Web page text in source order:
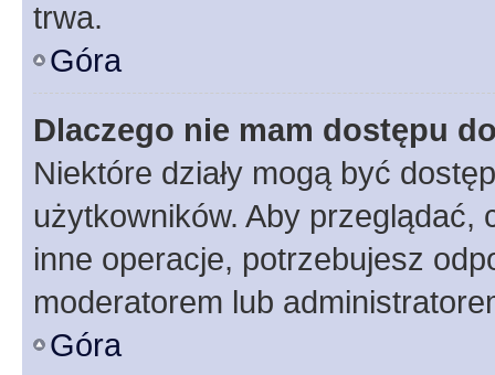
trwa.
Góra
Dlaczego nie mam dostępu
Niektóre działy mogą być
użytkowników. Aby
inne operacje, potrzebujesz
moderatorem lub
Góra